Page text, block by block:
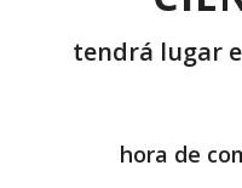
tendrá lugar
hora de